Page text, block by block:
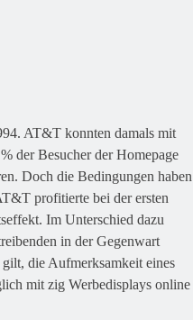
AT&T konnten damals mit
der Besucher der Homepage
Doch die Bedingungen haben
profitierte bei der ersten
Im Unterschied dazu
in der Gegenwart
die Aufmerksamkeit eines
mit zig Werbedisplays online